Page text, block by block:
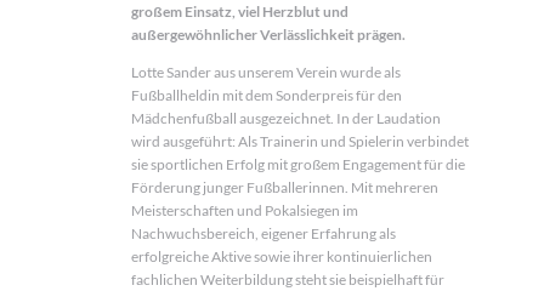
großem Einsatz, viel Herzblut und
außergewöhnlicher Verlässlichkeit prägen.
Lotte Sander aus unserem Verein wurde als
Fußballheldin mit dem Sonderpreis für den
Mädchenfußball ausgezeichnet. In der Laudation
wird ausgeführt: Als Trainerin und Spielerin verbindet
sie sportlichen Erfolg mit großem Engagement für die
Förderung junger Fußballerinnen. Mit mehreren
Meisterschaften und Pokalsiegen im
Nachwuchsbereich, eigener Erfahrung als
erfolgreiche Aktive sowie ihrer kontinuierlichen
fachlichen Weiterbildung steht sie beispielhaft für